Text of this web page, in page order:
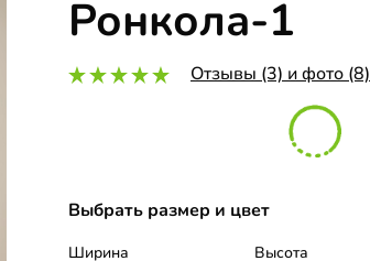
Ронкола-1
Отзывы (3) и фото (8)
Выбрать размер и цвет
Ширина Высота